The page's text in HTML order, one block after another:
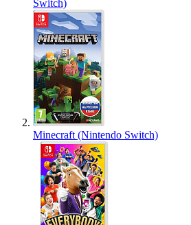
Switch)
Minecraft (Nintendo Switch)